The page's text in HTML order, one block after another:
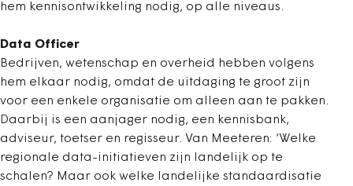
hem kennisontwikkeling nodig, op alle niveaus.
Data Officer
Bedrijven, wetenschap en overheid hebben volgens
hem elkaar nodig, omdat de uitdaging te groot zijn
voor een enkele organisatie om alleen aan te pakken.
Daarbij is een aanjager nodig, een kennisbank,
adviseur, toetser en regisseur. Van Meeteren: ‘Welke
regionale data-initiatieven zijn landelijk op te
schalen? Maar ook welke landelijke standaardisatie